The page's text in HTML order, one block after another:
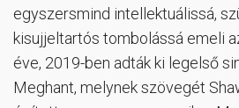
egyszersmind intellektuálissá,
kisujjeltartós tombolássá emeli
éve, 2019-ben adták ki legelső
Meghant, melynek szövegét